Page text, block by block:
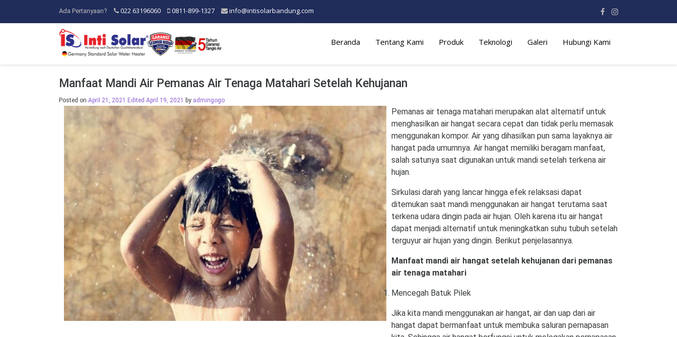
Ada Pertanyaan? 022 63196060 0811-899-1327 info@intisolarbandung.com
Beranda Tentang Kami Produk Teknologi Galeri Hubungi Kami
Manfaat Mandi Air Pemanas Air Tenaga Matahari Setelah Kehujanan
Posted on April 21, 2021 Edited April 19, 2021 by admingogo
Pemanas air tenaga matahari merupakan alat alternatif untuk
menghasilkan air hangat secara cepat dan tidak perlu memasak
menggunakan kompor. Air yang dihasilkan pun sama layaknya air
hangat pada umumnya. Air hangat memiliki beragam manfaat,
salah satunya saat digunakan untuk mandi setelah terkena air
hujan.
Sirkulasi darah yang lancar hingga efek relaksasi dapat
ditemukan saat mandi menggunakan air hangat terutama saat
terkena udara dingin pada air hujan. Oleh karena itu air hangat
dapat menjadi alternatif untuk meningkatkan suhu tubuh setelah
terguyur air hujan yang dingin. Berikut penjelasannya.
Manfaat mandi air hangat setelah kehujanan dari pemanas
air tenaga matahari
Mencegah Batuk Pilek
Jika kita mandi menggunakan air hangat, air dan uap dari air
hangat dapat bermanfaat untuk membuka saluran pernapasan